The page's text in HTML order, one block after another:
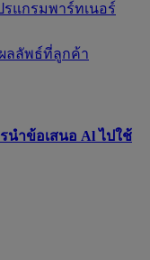
รแกรมพาร์ทเนอร์
ลลัพธ์ที่ลูกค้า
นำข้อเสนอ Al ไปใช้